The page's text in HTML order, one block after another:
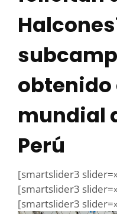
obtenido
mundial
Perú
[smartslider3
[smartslider3
[smartslider3